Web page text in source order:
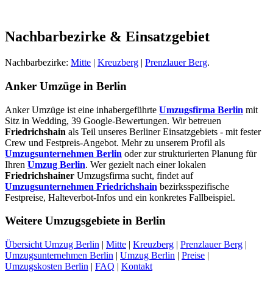
Nachbarbezirke & Einsatzgebiet
Nachbarbezirke: Mitte | Kreuzberg | Prenzlauer Berg.
Anker Umzüge in Berlin
Anker Umzüge ist eine inhabergeführte Umzugsfirma Berlin mit
Sitz in Wedding, 39 Google-Bewertungen. Wir betreuen
Friedrichshain als Teil unseres Berliner Einsatzgebiets - mit fester
Crew und Festpreis-Angebot. Mehr zu unserem Profil als
Umzugsunternehmen Berlin oder zur strukturierten Planung für
Ihren Umzug Berlin. Wer gezielt nach einer lokalen
Friedrichshainer Umzugsfirma sucht, findet auf
Umzugsunternehmen Friedrichshain bezirksspezifische
Festpreise, Halteverbot-Infos und ein konkretes Fallbeispiel.
Weitere Umzugsgebiete in Berlin
Übersicht Umzug Berlin | Mitte | Kreuzberg | Prenzlauer Berg |
Umzugsunternehmen Berlin | Umzug Berlin | Preise |
Umzugskosten Berlin | FAQ | Kontakt